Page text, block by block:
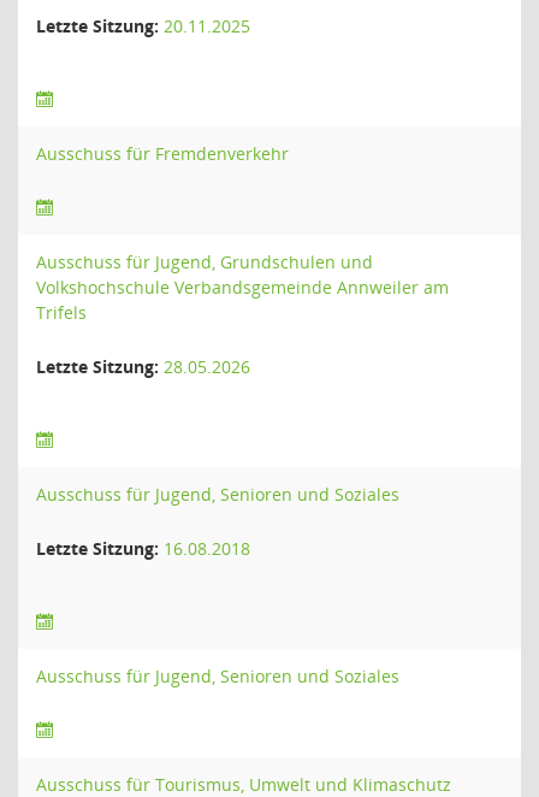
Letzte Sitzung: 20.11.2025
Ausschuss für Fremdenverkehr
Ausschuss für Jugend, Grundschulen und
Volkshochschule Verbandsgemeinde Annweiler am
Trifels
Letzte Sitzung: 28.05.2026
Ausschuss für Jugend, Senioren und Soziales
Letzte Sitzung: 16.08.2018
Ausschuss für Jugend, Senioren und Soziales
Ausschuss für Tourismus, Umwelt und Klimaschutz